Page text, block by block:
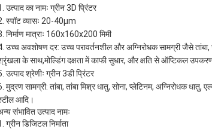
उत्पाद का नामः ग्रीन 3D प्रिंटर
स्पॉट व्यासः 20-40μm
निर्माण मात्राः 160x160x200 मिमी
उच्च अवशोषण दर: उच्च परावर्तनशील और अग्निरोधक सामग्री जैसे
के साथ,मोल्डिंग दक्षता में काफी सुधार, और क्षति से ऑप्टिकल उपकरणों
उत्पाद श्रेणीः ग्रीन 3डी प्रिंटर
मुद्रण सामग्री: तांबा, तांबा मिश्र धातु, सोना, प्लेटिनम, अग्निरोधक
आदि।
संभावित उत्पाद नामः
ग्रीन डिजिटल निर्माता